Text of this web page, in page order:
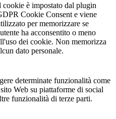
cookie è impostato dal plugin
Cookie Consent e viene
per memorizzare se
ha acconsentito o meno
dei cookie. Non memorizza
dato personale.
determinate funzionalità come
Web su piattaforme di social
funzionalità di terze parti.